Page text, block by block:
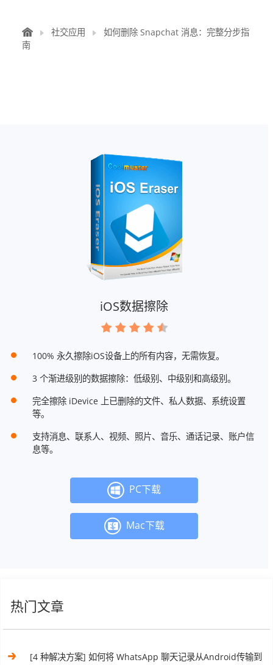
社交应用
如何删除 Snapchat 消息：完整分步指
南
iOS数据擦除
100% 永久擦除iOS设备上的所有内容，无需恢复。
3 个渐进级别的数据擦除：低级别、中级别和高级别。
完全擦除 iDevice 上已删除的文件、私人数据、系统设置
等。
支持消息、联系人、视频、照片、音乐、通话记录、账户信
息等。
PC下载
Mac下载
热门文章
[4 种解决方案] 如何将 WhatsApp 聊天记录从Android传输到